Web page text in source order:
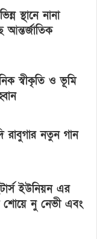
স্থানে নানা
স্বীকৃতি ও ভূমি
রাবুগার নতুন গান
ইউনিয়ন এর
শোয়ে নু নেভী এবং